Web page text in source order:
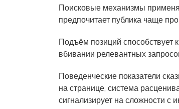
Поисковые механизмы
предпочитает публика чаще
Подъём позиций способствует
вбивании релевантных
Поведенческие показатели
на странице, система
сигнализирует на сложности с